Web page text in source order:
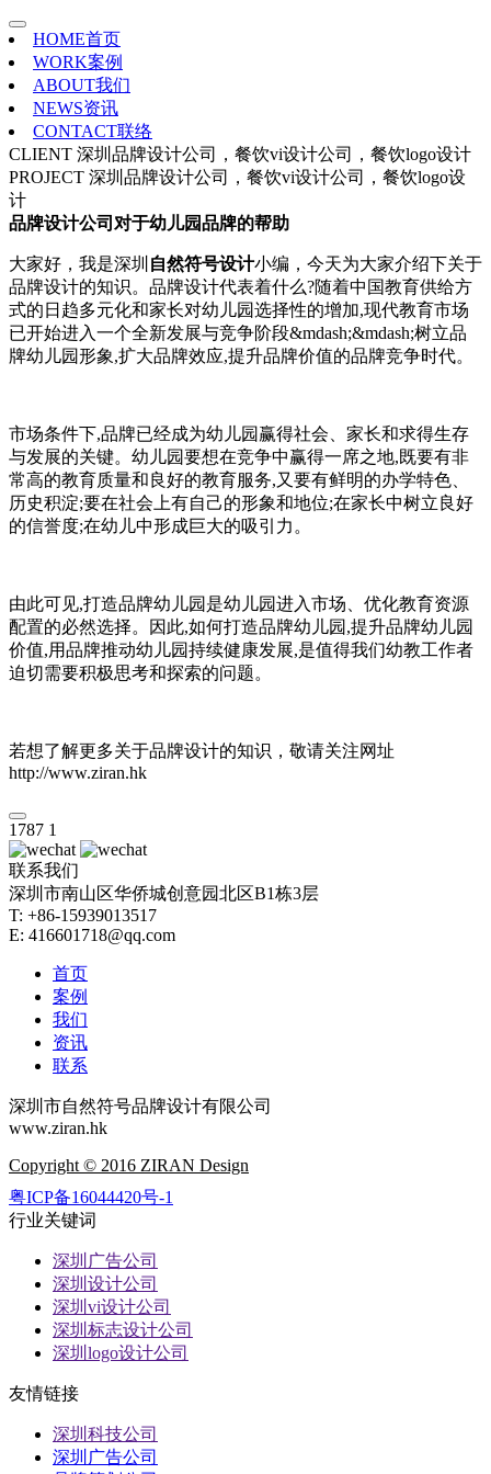
HOME首页
WORK案例
ABOUT我们
NEWS资讯
CONTACT联络
CLIENT 深圳品牌设计公司，餐饮vi设计公司，餐饮logo设计
PROJECT 深圳品牌设计公司，餐饮vi设计公司，餐饮logo设
计
品牌设计公司对于幼儿园品牌的帮助
大家好，我是深圳 自然符号设计小编，今天为大家介绍下关于
品牌设计的知识。品牌设计代表着什么?随着中国教育供给方
式的日趋多元化和家长对幼儿园选择性的增加,现代教育市场
已开始进入一个全新发展与竞争阶段&mdash;&mdash;树立品
牌幼儿园形象,扩大品牌效应,提升品牌价值的品牌竞争时代。
市场条件下,品牌已经成为幼儿园赢得社会、家长和求得生存
与发展的关键。幼儿园要想在竞争中赢得一席之地,既要有非
常高的教育质量和良好的教育服务,又要有鲜明的办学特色、
历史积淀;要在社会上有自己的形象和地位;在家长中树立良好
的信誉度;在幼儿中形成巨大的吸引力。
由此可见,打造品牌幼儿园是幼儿园进入市场、优化教育资源
配置的必然选择。因此,如何打造品牌幼儿园,提升品牌幼儿园
价值,用品牌推动幼儿园持续健康发展,是值得我们幼教工作者
迫切需要积极思考和探索的问题。
若想了解更多关于品牌设计的知识，敬请关注网址
http://www.ziran.hk
1787 1
联系我们
深圳市南山区华侨城创意园北区B1栋3层
T: +86-15939013517
E: 416601718@qq.com
首页
案例
我们
资讯
联系
深圳市自然符号品牌设计有限公司
www.ziran.hk
Copyright © 2016 ZIRAN Design
粤ICP备16044420号-1
行业关键词
深圳广告公司
深圳设计公司
深圳vi设计公司
深圳标志设计公司
深圳logo设计公司
友情链接
深圳科技公司
深圳广告公司